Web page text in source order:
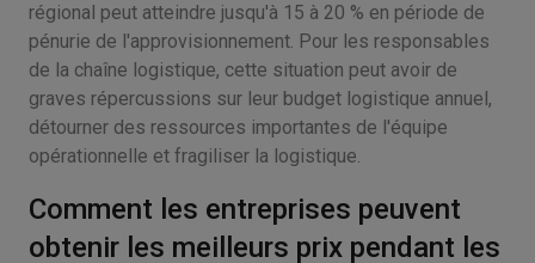
régional peut atteindre jusqu'à 15 à 20 % en période de
pénurie de l'approvisionnement. Pour les responsables
de la chaîne logistique, cette situation peut avoir de
graves répercussions sur leur budget logistique annuel,
détourner des ressources importantes de l'équipe
opérationnelle et fragiliser la logistique.
Comment les entreprises peuvent
obtenir les meilleurs prix pendant les